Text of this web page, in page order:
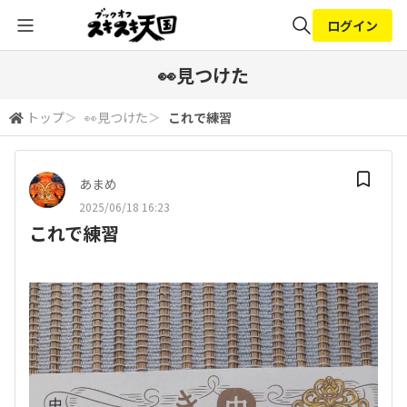
検索
ログイン
👀見つけた
トップ＞ 👀見つけた＞ これで練習
あまめ
2025/06/18 16:23
これで練習